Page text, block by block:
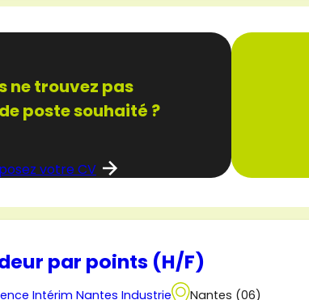
ne trouvez pas
poste souhaité ?
votre CV
par points (H/F)
Intérim Nantes Industrie Nantes (06)